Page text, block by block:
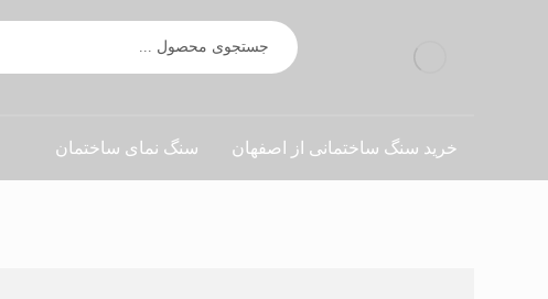
خرید سنگ ساختمانی از اصفهان سنگ نمای ساختمان